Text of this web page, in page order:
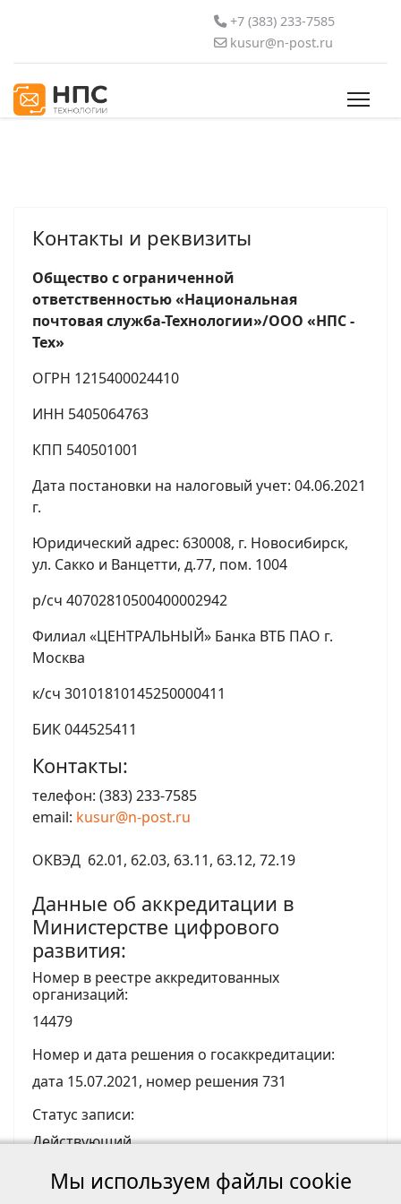
+7 (383) 233-7585
kusur@n-post.ru
Контакты и реквизиты
Общество с ограниченной
ответственностью «Национальная
почтовая служба-Технологии»/ООО «НПС -
Тех»
ОГРН 1215400024410
ИНН 5405064763
КПП 540501001
Дата постановки на налоговый учет: 04.06.2021
г.
Юридический адрес: 630008, г. Новосибирск,
ул. Сакко и Ванцетти, д.77, пом. 1004
р/сч 40702810500400002942
Филиал «ЦЕНТРАЛЬНЫЙ» Банка ВТБ ПАО г.
Москва
к/сч 30101810145250000411
БИК 044525411
Контакты:
телефон: (383) 233-7585
email: kusur@n-post.ru
ОКВЭД 62.01, 62.03, 63.11, 63.12, 72.19
Данные об аккредитации в
Министерстве цифрового
развития:
Номер в реестре аккредитованных
организаций:
14479
Номер и дата решения о госаккредитации:
дата 15.07.2021, номер решения 731
Статус записи:
Действующий
Информация о видах ИТ-деятельности
согласно приказу №449 от 11.05.2023:
Мы используем файлы cookie